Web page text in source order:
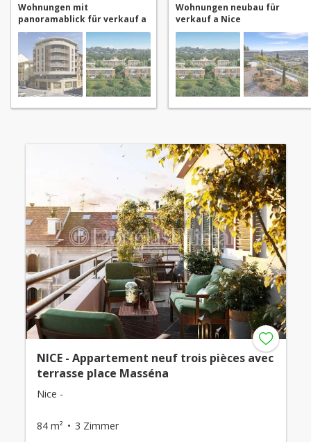
Wohnungen mit
panoramablick für verkauf a
Nice
Wohnungen neubau für
verkauf a Nice
NICE - Appartement neuf trois pièces avec
terrasse place Masséna
Nice -
84 m² 3 Zimmer